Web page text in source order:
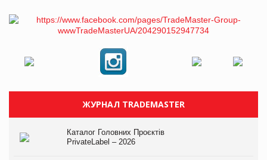
ЖУРНАЛ TRADEMASTER
Каталог Головних Проєктів
PrivateLabel – 2026